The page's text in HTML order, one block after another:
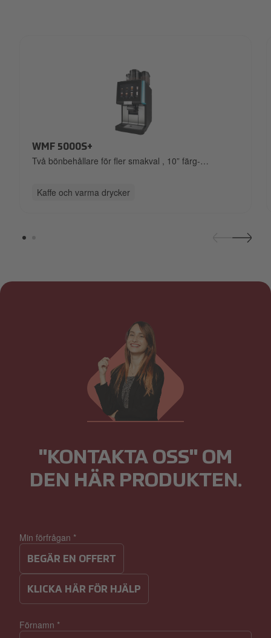
WMF 5000S+
Två bönbehållare för fler smakval , 10” färg-
syrupstation
Kaffe och varma drycker
Min förfrågan *
BEGÄR EN OFFERT
KLICKA HÄR FÖR HJÄLP
Förnamn *
"KONTAKTA OSS" OM
DEN HÄR PRODUKTEN.